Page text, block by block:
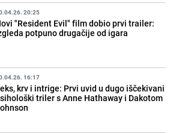
20:25
"Resident Evil" film dobio prvi trailer:
potpuno drugačije od igara
16:17
krv i intrige: Prvi uvid u dugo iščekivani
triler s Anne Hathaway i Dakotom